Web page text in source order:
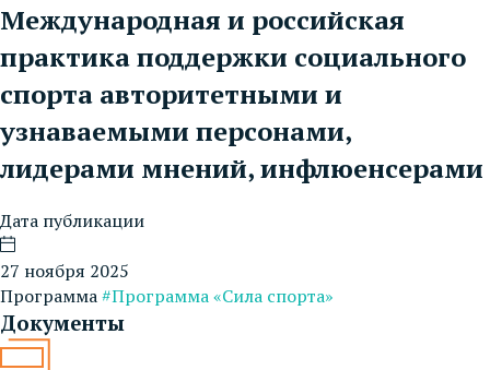
Международная и российская
практика поддержки социального
спорта авторитетными и
узнаваемыми персонами,
лидерами мнений, инфлюенсерами
Дата публикации
27 ноября 2025
Программа#Программа «Сила спорта»
Документы